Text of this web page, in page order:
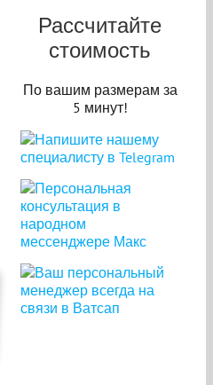
Рассчитайте
стоимость
По вашим размерам за
5 минут!